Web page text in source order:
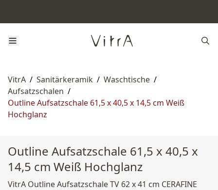
VitrA / Sanitärkeramik / Waschtische /
Aufsatzschalen /
Outline Aufsatzschale 61,5 x 40,5 x 14,5 cm Weiß
Hochglanz
Outline Aufsatzschale 61,5 x 40,5 x
14,5 cm Weiß Hochglanz
VitrA Outline Aufsatzschale TV 62 x 41 cm CERAFINE